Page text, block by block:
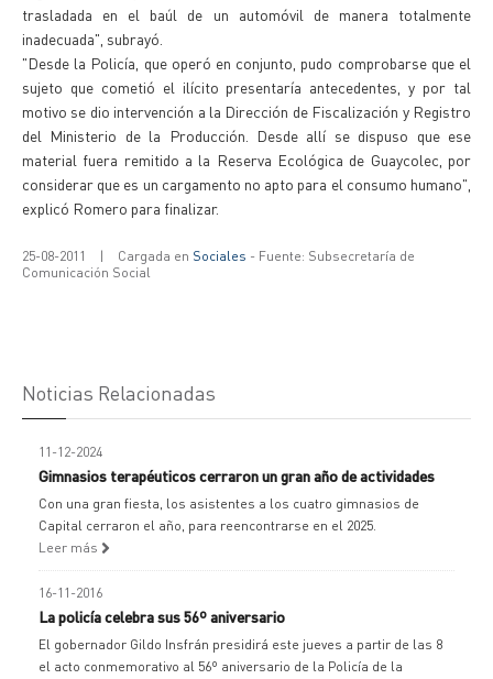
trasladada en el baúl de un automóvil de manera totalmente
inadecuada", subrayó.
"Desde la Policía, que operó en conjunto, pudo comprobarse que el
sujeto que cometió el ilícito presentaría antecedentes, y por tal
motivo se dio intervención a la Dirección de Fiscalización y Registro
del Ministerio de la Producción. Desde allí se dispuso que ese
material fuera remitido a la Reserva Ecológica de Guaycolec, por
considerar que es un cargamento no apto para el consumo humano",
explicó Romero para finalizar.
25-08-2011 | Cargada en Sociales - Fuente: Subsecretaría de
Comunicación Social
Noticias Relacionadas
11-12-2024
Gimnasios terapéuticos cerraron un gran año de actividades
Con una gran fiesta, los asistentes a los cuatro gimnasios de
Capital cerraron el año, para reencontrarse en el 2025.
Leer más
16-11-2016
La policía celebra sus 56º aniversario
El gobernador Gildo Insfrán presidirá este jueves a partir de las 8
el acto conmemorativo al 56º aniversario de la Policía de la